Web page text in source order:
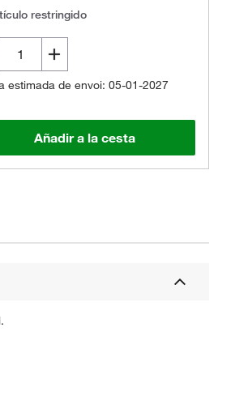
restringido
estimada de envoi: 05-01-2027
Añadir a la cesta